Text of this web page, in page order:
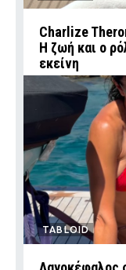
Charlize
H ζωή και ο
εκείνη
TABLOID